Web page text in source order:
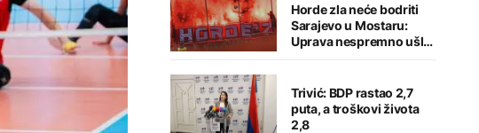
Horde zla neće bodriti
Sarajevo u Mostaru:
Uprava nespremno ušla
u sezonu
Trivić: BDP rastao 2,7
puta, a troškovi života
2,8